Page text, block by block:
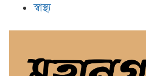
স্বাস্থ্য